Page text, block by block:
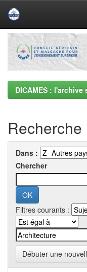
Skip
navigation
DICAMES :
Recherche
Dans :
Chercher
Filtres courants :
Débuter une